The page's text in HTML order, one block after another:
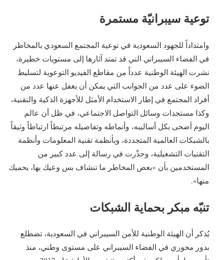
توعية سيبرانيّة مستمرة
وامتداداً للجهود السعودية في توعية المجتمع السعودي بالمخاطر
في الفضاء السيبراني التي قد تمتد آثارها إلى مستويات خطيرة،
نشرت الهيئة الوطنية عدداً من مقاطع الفيديو التوعوية لتسليط
الضوء على عدد من الجوانب التي يمكن أن يغفل عنها عدد من
أفراد المجتمع في إطار الاستخدام الأمثل للأجهزة الذكية والتقنية،
وكذا مستجدات وسائل التواصل الاجتماعي، في ظل أن عالم
اليوم أضحى بكل أساليبه، وأنماطه وتفاصيله مرتبطاً ارتباطاً وثيقاً
بالشبكات العالمية المتجددة، وبأنظمة تقنية المعلومات وأنظمة
التقنيات التشغيلية، وحذّرت في رسالة إلى عدد كبير من
المستخدمين بأن «بعض المخاطر ما تنشاف بس وعيك بها، يحميك
منها».
تنبّه مبكر بحماية الشبكات
يُذكر أن الهيئة الوطنية للأمن السيبراني في السعودية، تضطلع
بدور محوري في الفضاء السيبراني على مستوى وطني، منذ